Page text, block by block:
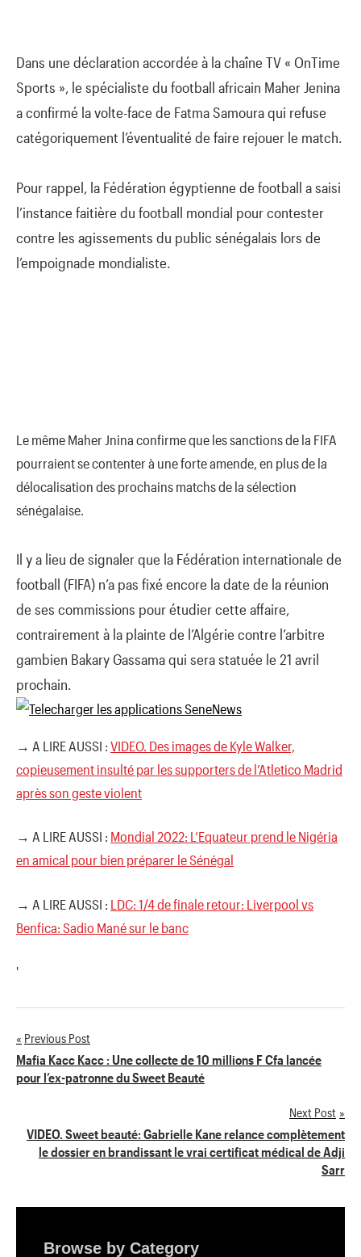
Dans une déclaration accordée à la chaîne TV « OnTime
Sports », le spécialiste du football africain Maher Jenina
a confirmé la volte-face de Fatma Samoura qui refuse
catégoriquement l’éventualité de faire rejouer le match.
Pour rappel, la Fédération égyptienne de football a saisi
l’instance faitière du football mondial pour contester
contre les agissements du public sénégalais lors de
l’empoignade mondialiste.
Le même Maher Jnina confirme que les sanctions de la FIFA
pourraient se contenter à une forte amende, en plus de la
délocalisation des prochains matchs de la sélection
sénégalaise.
Il y a lieu de signaler que la Fédération internationale de
football (FIFA) n’a pas fixé encore la date de la réunion
de ses commissions pour étudier cette affaire,
contrairement à la plainte de l’Algérie contre l’arbitre
gambien Bakary Gassama qui sera statuée le 21 avril
prochain.
→ A LIRE AUSSI : VIDEO. Des images de Kyle Walker,
copieusement insulté par les supporters de l’Atletico Madrid
après son geste violent
→ A LIRE AUSSI : Mondial 2022: L’Equateur prend le Nigéria
en amical pour bien préparer le Sénégal
→ A LIRE AUSSI : LDC: 1/4 de finale retour: Liverpool vs
Benfica: Sadio Mané sur le banc
'
Navigation
de
Previous Post
Mafia Kacc Kacc : Une collecte de 10 millions F Cfa lancée
pour l’ex-patronne du Sweet Beauté
Next Post
VIDEO. Sweet beauté: Gabrielle Kane relance complètement
le dossier en brandissant le vrai certificat médical de Adji
Sarr
Browse by Category